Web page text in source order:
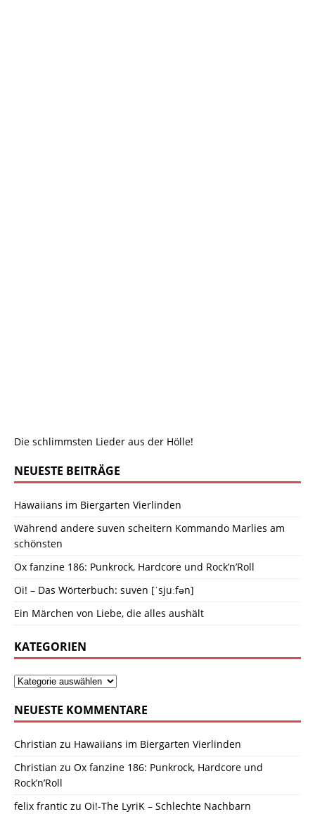
Die schlimmsten Lieder aus der Hölle!
NEUESTE BEITRÄGE
Hawaiians im Biergarten Vierlinden
Während andere suven scheitern Kommando Marlies am
schönsten
Ox fanzine 186: Punkrock, Hardcore und Rock’n’Roll
Oi! – Das Wörterbuch: suven [ˈsjuːfən]
Ein Märchen von Liebe, die alles aushält
KATEGORIEN
NEUESTE KOMMENTARE
Christian zu Hawaiians im Biergarten Vierlinden
Christian zu Ox fanzine 186: Punkrock, Hardcore und
Rock’n’Roll
felix frantic zu Oi!-The LyriK – Schlechte Nachbarn